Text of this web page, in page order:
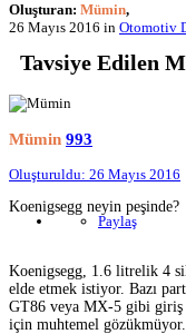
Oluşturan: Mümin,
26 Mayıs 2016 in Otomotiv
Tavsiye Edilen
Mümin 993
Oluşturuldu: 26 Mayıs 2016
Paylaş
Koenigsegg neyin peşinde?
Koenigsegg, 1.6 litrelik 4
elde etmek istiyor. Bazı
GT86 veya MX-5 gibi giriş
için muhtemel gözükmüyor.